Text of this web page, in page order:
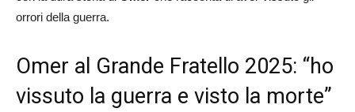
orrori della guerra.
Omer al Grande Fratello 2025: “ho
vissuto la guerra e visto la morte”